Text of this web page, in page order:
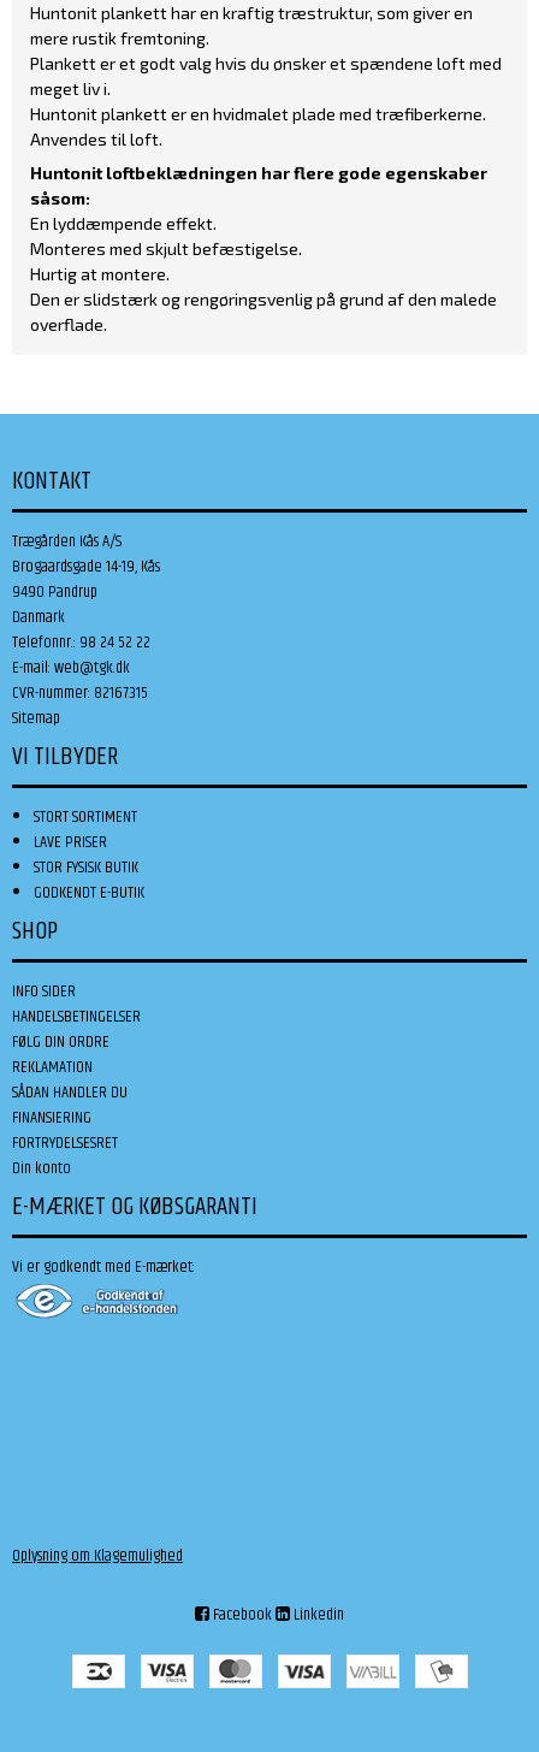
Huntonit plankett har en kraftig træstruktur, som giver en
mere rustik fremtoning.
Plankett er et godt valg hvis du ønsker et spændene loft med
meget liv i.
Huntonit plankett er en hvidmalet plade med træfiberkerne.
Anvendes til loft.
Huntonit loftbeklædningen har flere gode egenskaber
såsom:
En lyddæmpende effekt.
Monteres med skjult befæstigelse.
Hurtig at montere.
Den er slidstærk og rengøringsvenlig på grund af den malede
overflade.
KONTAKT
Trægården Kås A/S
Brogaardsgade 14-19, Kås
9490 Pandrup
Danmark
Telefonnr.: 98 24 52 22
E-mail:web@tgk.dk
CVR-nummer: 82167315
Sitemap
VI TILBYDER
STORT SORTIMENT
LAVE PRISER
STOR FYSISK BUTIK
GODKENDT E-BUTIK
SHOP
INFO SIDER
HANDELSBETINGELSER
FØLG DIN ORDRE
REKLAMATION
SÅDAN HANDLER DU
FINANSIERING
FORTRYDELSESRET
Din konto
E-MÆRKET OG KØBSGARANTI
Vi er godkendt med E-mærket:
Oplysning om Klagemulighed
Facebook Linkedin